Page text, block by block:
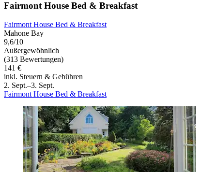
Fairmont House Bed & Breakfast
Fairmont House Bed & Breakfast
Mahone Bay
9,6/10
Außergewöhnlich
(313 Bewertungen)
141 €
inkl. Steuern & Gebühren
2. Sept.–3. Sept.
Fairmont House Bed & Breakfast